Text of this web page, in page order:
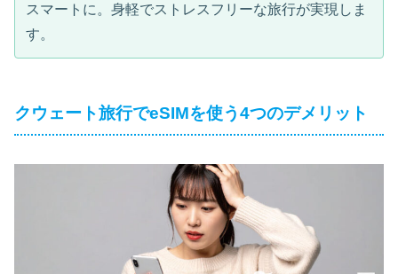
スマートに。身軽でストレスフリーな旅行が実現しま
す。
クウェート旅行でeSIMを使う4つのデメリット